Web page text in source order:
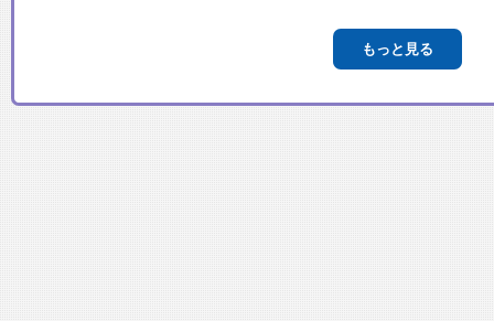
もっと見る